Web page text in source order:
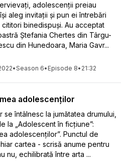
adolescenții preiau
aleg invitații și pun ei întrebări
binedispuși. Au acceptat
Ștefania Chertes din Târgu-
din Hunedoara, Maria Gavr...
•Season 6• Episode 8• 21:32
adolescenților
se întâlnesc la jumătatea drumului,
la „Adolescent în ficțiune”:
adolescenților”. Punctul de
cartea - scrisă anume pentru
nu, echilibrată între arta ...